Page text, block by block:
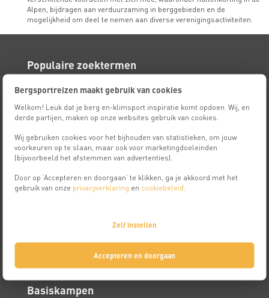
Bergsportreizen maakt gebruik van cookies
Welkom! Leuk dat je berg en-klimsport inspiratie komt opdoen. Wij, en
derde partijen, maken op onze websites gebruik van cookies.
Wij gebruiken cookies voor het bijhouden van statistieken, om jouw
voorkeuren op te slaan, maar ook voor marketingdoeleinden
(bijvoorbeeld het afstemmen van advertenties).
Door op ‘Accepteren en doorgaan’ te klikken, ga je akkoord met het
gebruik van onze privacyverklaring en cookiebeleid
Zelf instellen
Accepteren en doorgaan
Alpen, bijdragen aan verduurzaming in berggebieden en de
mogelijkheid om deel te nemen aan diverse verenigingsactiviteiten.
Populaire zoektermen
18+ Basiskampen Alpiene basiscursus
Alpiene cursussen
Alpiene basiscursus
Alpiene gevorderdencursus
Alpiene specialistencursus
Huttentochten in Italië
Basiskampen